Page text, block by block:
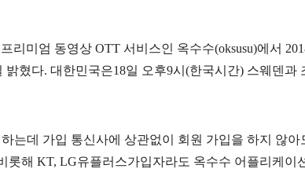
프리미엄 동영상 OTT 서비스인 옥수수(oksusu)에서
밝혔다. 대한민국은18일 오후9시 (한국시간) 스웨덴과
는데 가입 통신사에 상관없이 회원 가입을 하지
않아
롯해 KT, LG유플러스가입자라도 옥수수 어플리케이